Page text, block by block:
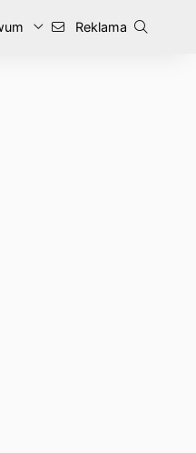
Reklama